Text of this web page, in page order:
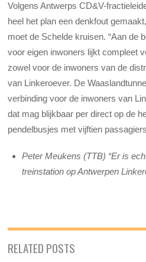
Volgens Antwerps CD&V-
heel het plan een denkfout
moet de Schelde kruisen. “Aan de
voor eigen inwoners lijkt compleet
zowel voor de inwoners van de
van Linkeroever. De
verbinding voor de inwoners van
dat mag blijkbaar per direct op de
pendelbusjes met vijftien
Peter Meukens (TTB) “Er is
treinstation op Antwerpen
RELATED POSTS